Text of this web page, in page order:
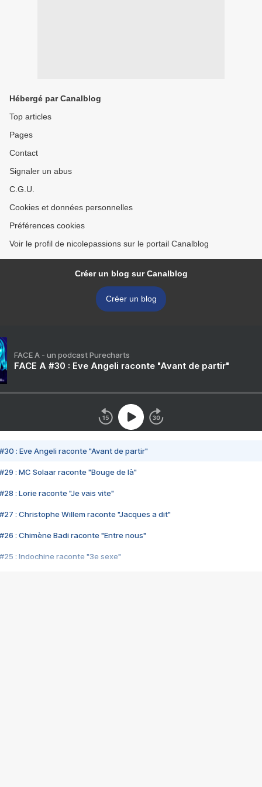
Hébergé par Canalblog
Top articles
Pages
Contact
Signaler un abus
C.G.U.
Cookies et données personnelles
Préférences cookies
Voir le profil de nicolepassions sur le portail Canalblog
Créer un blog sur Canalblog
Créer un blog
FACE A - un podcast Purecharts
FACE A #30 : Eve Angeli raconte "Avant de partir"
#30 : Eve Angeli raconte "Avant de partir"
#29 : MC Solaar raconte "Bouge de là"
#28 : Lorie raconte "Je vais vite"
#27 : Christophe Willem raconte "Jacques a dit"
#26 : Chimène Badi raconte "Entre nous"
#25 : Indochine raconte "3e sexe"